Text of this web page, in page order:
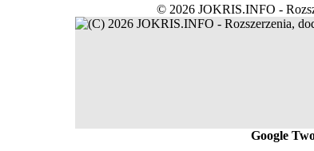
© 2026 JOKRIS.INFO -
Google